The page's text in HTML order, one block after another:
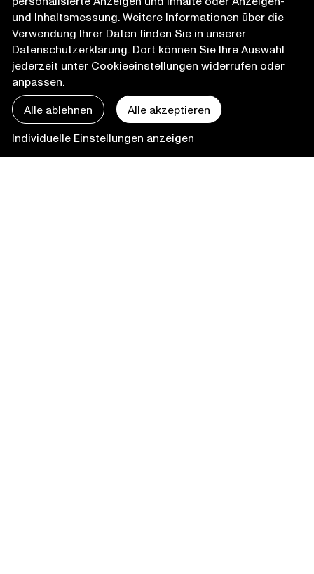
und Inhaltsmessung. Weitere Informationen über die
Verwendung Ihrer Daten finden Sie in unserer
Datenschutzerklärung. Dort können Sie Ihre Auswahl
jederzeit unter Cookieeinstellungen widerrufen oder
anpassen.
Alle ablehnen
Alle akzeptieren
Individuelle Einstellungen anzeigen